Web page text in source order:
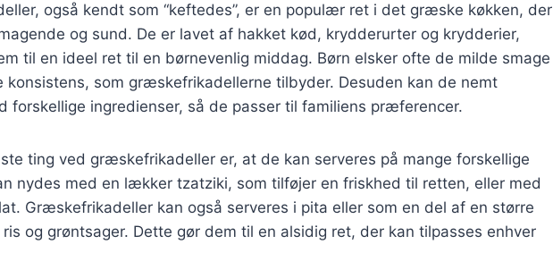
også kendt som “keftedes”, er en populær ret i det græske køkken, der
og sund. De er lavet af hakket kød, krydderurter og krydderier,
til en ideel ret til en børnevenlig middag. Børn elsker ofte de milde smage
konsistens, som græskefrikadellerne tilbyder. Desuden kan de nemt
forskellige ingredienser, så de passer til familiens præferencer.
ting ved græskefrikadeller er, at de kan serveres på mange forskellige
nydes med en lækker tzatziki, som tilføjer en friskhed til retten, eller med
Græskefrikadeller kan også serveres i pita eller som en del af en større
og grøntsager. Dette gør dem til en alsidig ret, der kan tilpasses enhver